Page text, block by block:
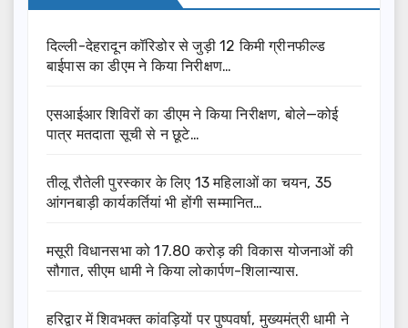
दिल्ली-देहरादून कॉरिडोर से जुड़ी 12 किमी ग्रीनफील्ड
बाईपास का डीएम ने किया निरीक्षण…
एसआईआर शिविरों का डीएम ने किया निरीक्षण, बोले—कोई
पात्र मतदाता सूची से न छूटे…
तीलू रौतेली पुरस्कार के लिए 13 महिलाओं का चयन, 35
आंगनबाड़ी कार्यकर्तियां भी होंगी सम्मानित…
मसूरी विधानसभा को 17.80 करोड़ की विकास योजनाओं की
सौगात, सीएम धामी ने किया लोकार्पण-शिलान्यास.
हरिद्वार में शिवभक्त कांवड़ियों पर पुष्पवर्षा, मुख्यमंत्री धामी ने